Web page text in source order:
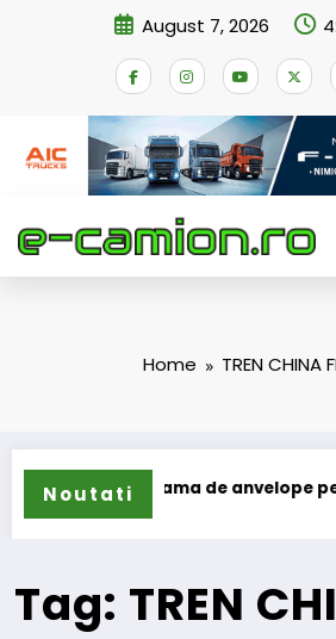
August 7, 2026
Home TREN CHINA
Noutati
extinde gama de anvelope pentru
Tag: TREN